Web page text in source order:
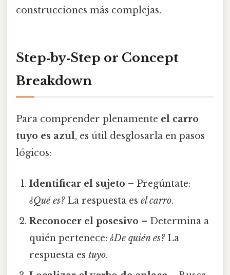
construcciones más complejas.
Step‑by‑Step or Concept
Breakdown
Para comprender plenamente el carro
tuyo es azul, es útil desglosarla en pasos
lógicos:
Identificar el sujeto – Pregúntate:
¿Qué es?La respuesta esel carro.
Reconocer el posesivo – Determina a
quién pertenece:¿De quién es?La
respuesta estuyo.